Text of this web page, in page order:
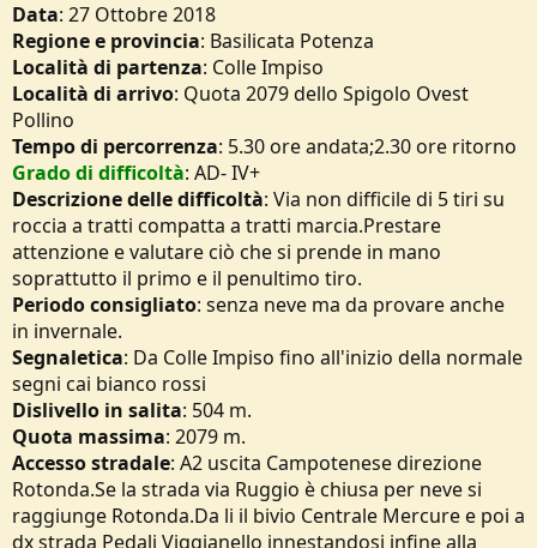
o
n
e
Data: 27 Ottobre 2018
Regione e provincia: Basilicata Potenza
Località di partenza: Colle Impiso
Località di arrivo: Quota 2079 dello Spigolo Ovest
Pollino
Tempo di percorrenza: 5.30 ore andata;2.30 ore ritorno
Grado di difficoltà: AD- IV+
Descrizione delle difficoltà: Via non difficile di 5 tiri su
roccia a tratti compatta a tratti marcia.Prestare
attenzione e valutare ciò che si prende in mano
soprattutto il primo e il penultimo tiro.
Periodo consigliato: senza neve ma da provare anche
in invernale.
Segnaletica: Da Colle Impiso fino all'inizio della normale
segni cai bianco rossi
Dislivello in salita: 504 m.
Quota massima: 2079 m.
Accesso stradale: A2 uscita Campotenese direzione
Rotonda.Se la strada via Ruggio è chiusa per neve si
raggiunge Rotonda.Da li il bivio Centrale Mercure e poi a
dx strada Pedali Viggianello innestandosi infine alla